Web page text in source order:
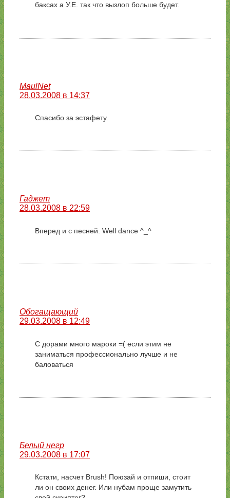
баксах а У.Е. так что вызлоп больше будет.
MaulNet
28.03.2008 в 14:37
Спасибо за эстафету.
Гаджет
28.03.2008 в 22:59
Вперед и с песней. Well dance ^_^
Обогащающий
29.03.2008 в 12:49
С дорами много мароки =( если этим не
заниматься профессионально лучше и не
баловаться
Белый негр
29.03.2008 в 17:07
Кстати, насчет Brush! Поюзай и отпиши, стоит
ли он своих денег. Или нубам проще замутить